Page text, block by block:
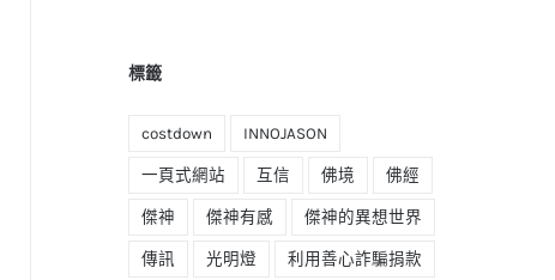
標籤
costdown INNOJASON
一頁式網站 互信 佛境 佛經
傑神 傑神有感 傑神的異想世界
傳訊 光明燈 利用善心詐騙捐款